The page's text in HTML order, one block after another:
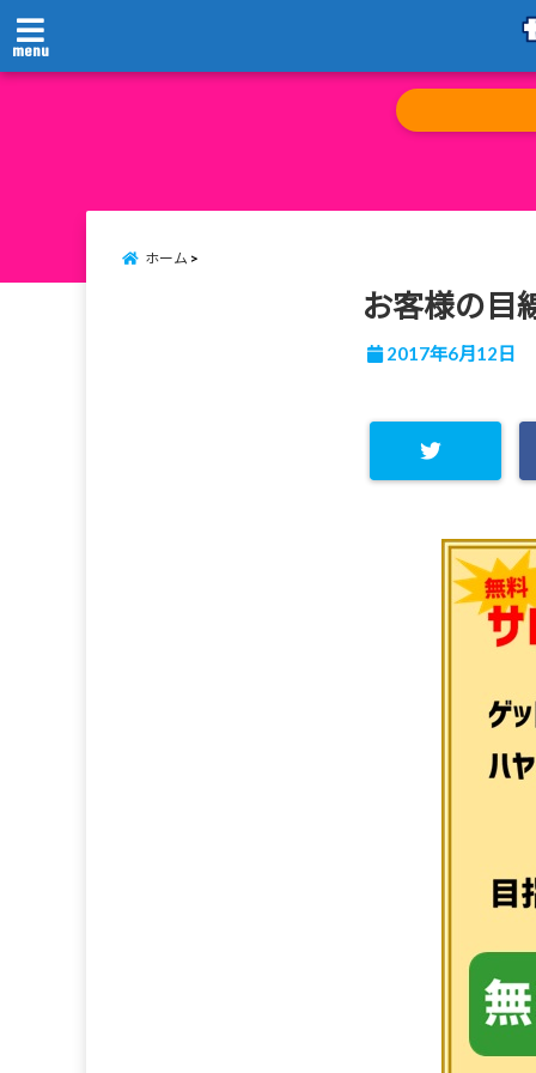
menu
ホーム
お客様の目
2017年6月12日